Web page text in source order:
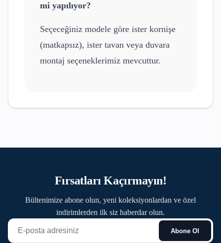
mi yapılıyor?
Seçeceğiniz modele göre ister kornişe
(matkapsız), ister tavan veya duvara
montaj seçeneklerimiz mevcuttur.
Fırsatları Kaçırmayın!
Bültenimize abone olun, yeni koleksiyonlardan ve özel
indirimlerden ilk siz haberdar olun.
Abone Ol